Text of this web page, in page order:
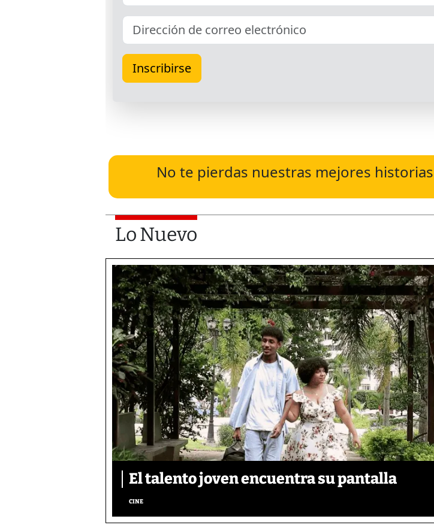
No te pierdas nuestras mejores historias
Lo Nuevo
El talento joven encuentra su pantalla​
CINE